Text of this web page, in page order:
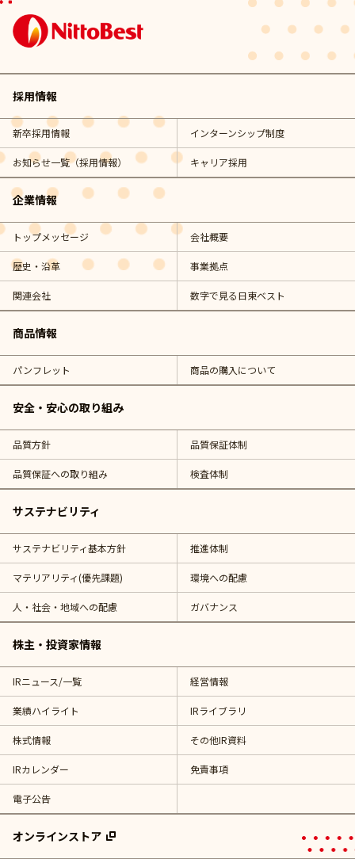
採用情報
新卒採用情報 インターンシップ制度
お知らせ一覧（採用情報） キャリア採用
企業情報
トップメッセージ 会社概要
歴史・沿革 事業拠点
関連会社 数字で見る日東ベスト
商品情報
パンフレット 商品の購入について
安全・安心の取り組み
品質方針 品質保証体制
品質保証への取り組み 検査体制
サステナビリティ
サステナビリティ基本方針 推進体制
マテリアリティ(優先課題) 環境への配慮
人・社会・地域への配慮 ガバナンス
株主・投資家情報
IRニュース/一覧 経営情報
業績ハイライト IRライブラリ
株式情報 その他IR資料
IRカレンダー 免責事項
電子公告
オンラインストア